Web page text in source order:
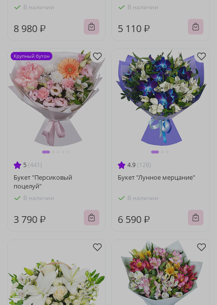
В наличии
8 980 ₽
В наличии
5 110 ₽
5 (441)
Букет "Персиковый
поцелуй"
В наличии
3 790 ₽
Крупный бутон
4.9 (128)
Букет "Лунное мерцание"
В наличии
6 590 ₽